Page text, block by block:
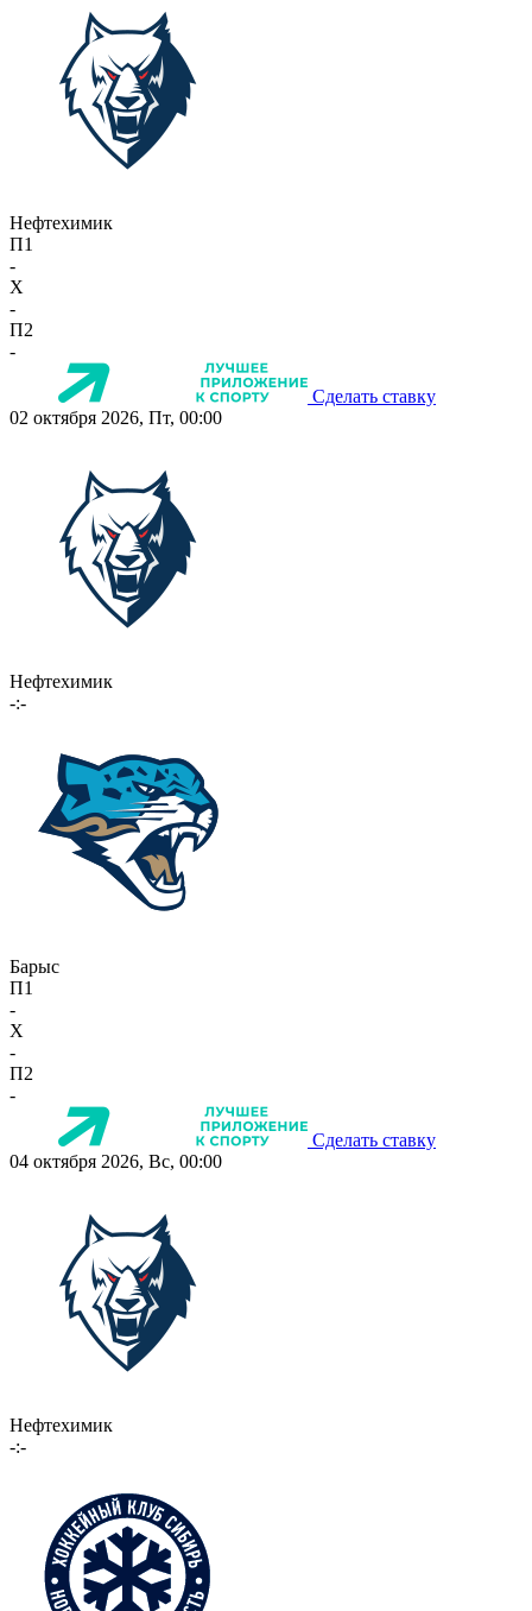
Нефтехимик
П1
-
X
-
П2
-
Сделать ставку
02 октября 2026, Пт, 00:00
Нефтехимик
-:-
Барыс
П1
-
X
-
П2
-
Сделать ставку
04 октября 2026, Вс, 00:00
Нефтехимик
-:-